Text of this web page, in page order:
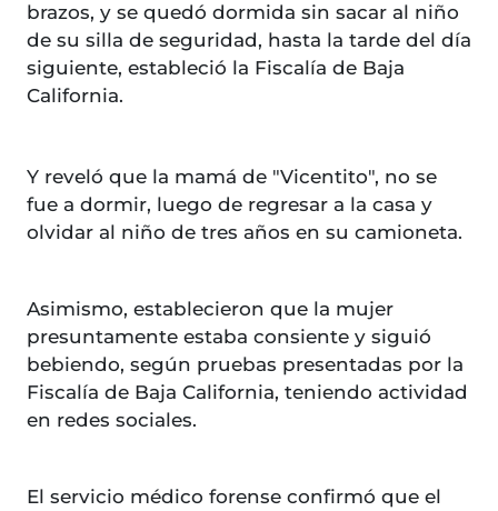
brazos, y se quedó dormida sin sacar al niño
de su silla de seguridad, hasta la tarde del día
siguiente, estableció la Fiscalía de Baja
California.
Y reveló que la mamá de "Vicentito", no se
fue a dormir, luego de regresar a la casa y
olvidar al niño de tres años en su camioneta.
Asimismo, establecieron que la mujer
presuntamente estaba consiente y siguió
bebiendo, según pruebas presentadas por la
Fiscalía de Baja California, teniendo actividad
en redes sociales.
El servicio médico forense confirmó que el